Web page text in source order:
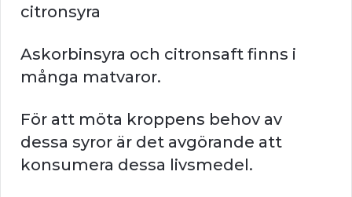
citronsyra
Askorbinsyra och citronsaft finns i
många matvaror.
För att möta kroppens behov av
dessa syror är det avgörande att
konsumera dessa livsmedel.